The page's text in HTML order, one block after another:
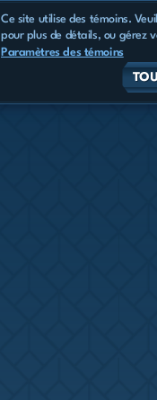
Ce site utilise des témoins.
pour plus de détails, ou gérez
Paramètres des témoins